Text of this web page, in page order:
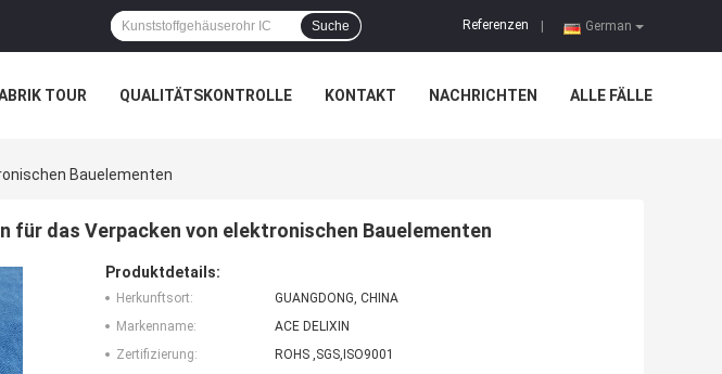
German
Referenzen
Suche
TOUR QUALITÄTSKONTROLLE KONTAKT NACHRICHTEN ALLE FÄLLE
Bauelementen
für das Verpacken von elektronischen Bauelementen
Produktdetails:
Herkunftsort:
GUANGDONG, CHINA
Markenname:
ACE DELIXIN
Zertifizierung:
ROHS ,SGS,ISO9001